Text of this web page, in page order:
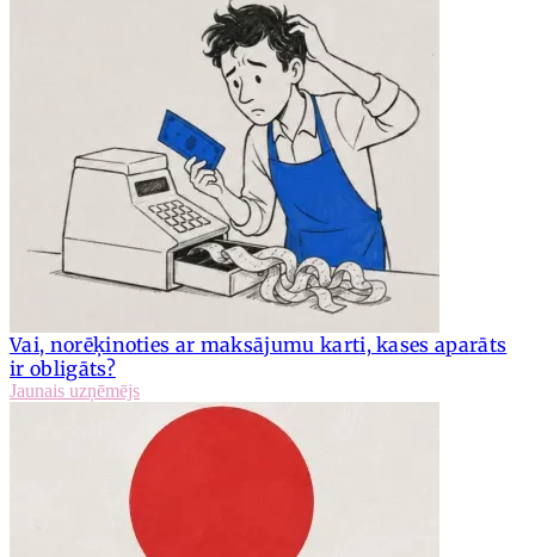
Vai, norēķinoties ar maksājumu karti, kases aparāts
ir obligāts?
Jaunais uzņēmējs